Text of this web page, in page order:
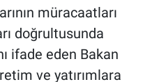
müracaatları
doğrultusunda
ifade eden Bakan
ve yatırımlara